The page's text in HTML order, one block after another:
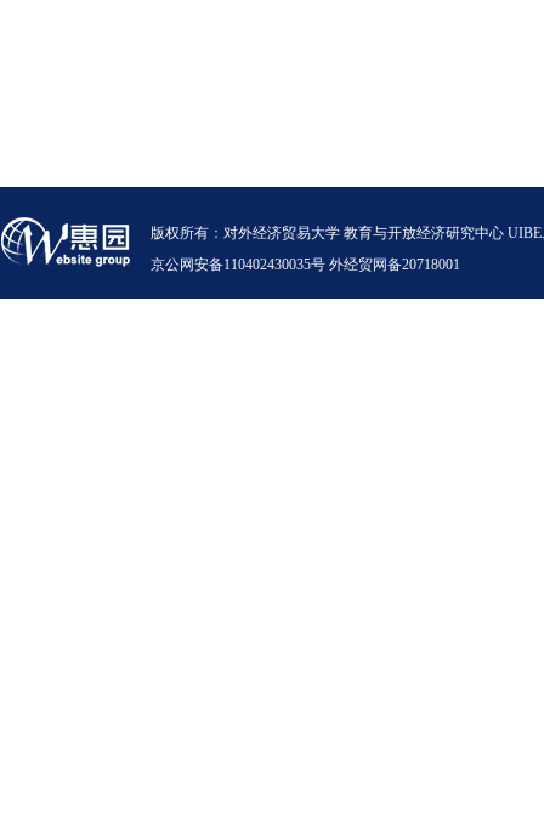
版权所有：对外经济贸易大学 教育与开放经济研究中心
京公网安备110402430035号 外经贸网备20718001